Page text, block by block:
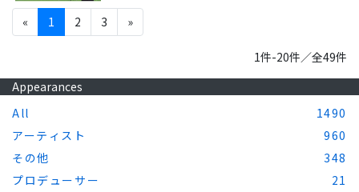
« 1 2 3 »
1件-20件／全49件
Appearances
All
1490
アーティスト
960
その他
348
プロデューサー
21